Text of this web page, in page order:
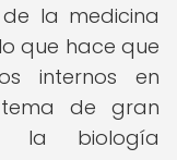
la medicina
que hace que
internos en
de gran
la biología